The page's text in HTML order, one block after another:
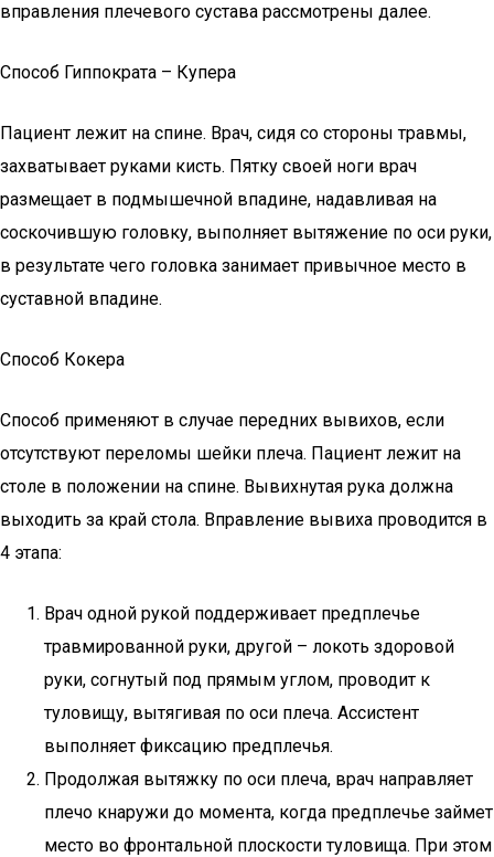
вправления плечевого сустава рассмотрены далее.
Способ Гиппократа – Купера
Пациент лежит на спине. Врач, сидя со стороны травмы,
захватывает руками кисть. Пятку своей ноги врач
размещает в подмышечной впадине, надавливая на
соскочившую головку, выполняет вытяжение по оси руки,
в результате чего головка занимает привычное место в
суставной впадине.
Способ Кокера
Способ применяют в случае передних вывихов, если
отсутствуют переломы шейки плеча. Пациент лежит на
столе в положении на спине. Вывихнутая рука должна
выходить за край стола. Вправление вывиха проводится в
4 этапа:
Врач одной рукой поддерживает предплечье
травмированной руки, другой – локоть здоровой
руки, согнутый под прямым углом, проводит к
туловищу, вытягивая по оси плеча. Ассистент
выполняет фиксацию предплечья.
Продолжая вытяжку по оси плеча, врач направляет
плечо кнаружи до момента, когда предплечье займет
место во фронтальной плоскости туловища. При этом